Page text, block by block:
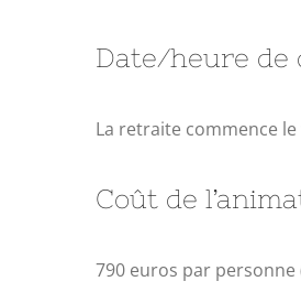
Date/heure de
La retraite commence
Coût de
790 euros par personne